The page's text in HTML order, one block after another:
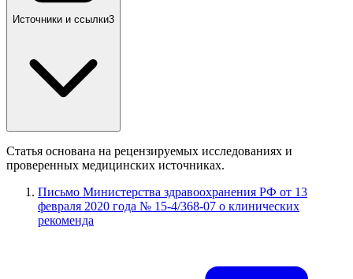
Источники и ссылки3
Статья основана на рецензируемых исследованиях и
проверенных медицинских источниках.
Письмо Министерства здравоохранения РФ от 13
февраля 2020 года № 15-4/368-07 о клинических
рекоменда